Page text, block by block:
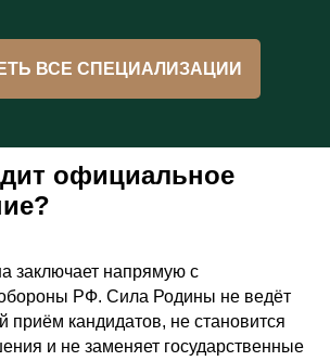
ВСЕ СПЕЦИАЛИЗАЦИИ
официальное
заключает напрямую с
РФ. Сила Родины не ведёт
приём кандидатов, не становится
и не заменяет государственные